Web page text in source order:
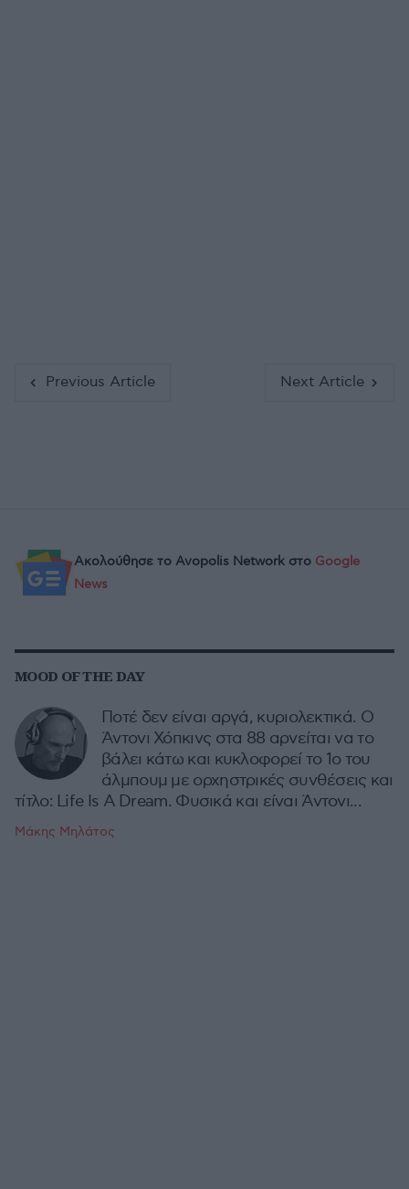
Ακολούθησε το Avopolis Network στο Google
News
MOOD OF THE DAY
Ποτέ δεν είναι αργά, κυριολεκτικά. Ο
Άντονι Χόπκινς στα 88 αρνείται να το
βάλει κάτω και κυκλοφορεί το 1ο του
άλμπουμ με ορχηστρικές συνθέσεις και
τίτλο: Life Is A Dream. Φυσικά και είναι Άντονι...
Μάκης Μηλάτος
Previous Article Next Article